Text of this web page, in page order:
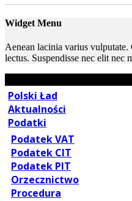
Widget Menu
Aenean lacinia varius
lectus. Suspendisse nec elit nec
Polski Ład
Aktualności
Podatki
Podatek VAT
Podatek CIT
Podatek PIT
Orzecznictwo
Procedura